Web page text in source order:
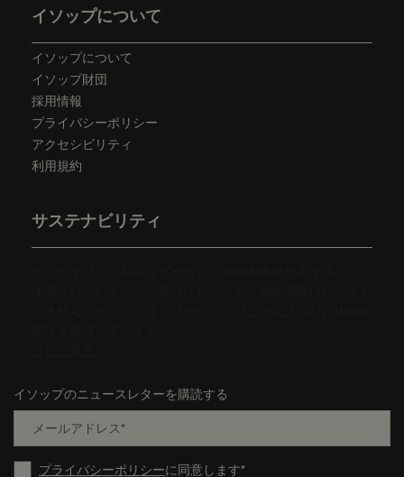
イソップについて
イソップについて
イソップ財団
採用情報
プライバシーポリシー
アクセシビリティ
利用規約
サステナビリティ
イソップのニュースレターを購読する
メールアドレス*
プライバシーポリシーに同意します*